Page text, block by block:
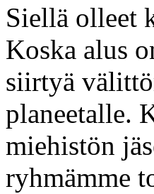
Siellä olleet
Koska alus
siirtyä
planeetalle.
miehistön
ryhmämme